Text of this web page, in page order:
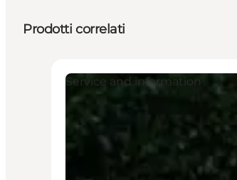
Prodotti correlati
Service and information